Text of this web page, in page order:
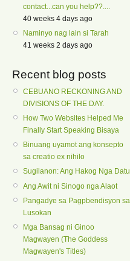
contact...can you help??....
40 weeks 4 days ago
Naminyo nag lain si Tarah
41 weeks 2 days ago
Recent blog posts
CEBUANO RECKONING AND
DIVISIONS OF THE DAY.
How Two Websites Helped Me
Finally Start Speaking Bisaya
Binuang uyamot ang konsepto
sa creatio ex nihilo
Sugilanon: Ang Hakog Nga Datu
Ang Awit ni Sinogo nga Alaot
Pangadye sa Pagpbendisyon sa
Lusokan
Mga Bansag ni Ginoo
Magwayen (The Goddess
Magwayen's Titles)